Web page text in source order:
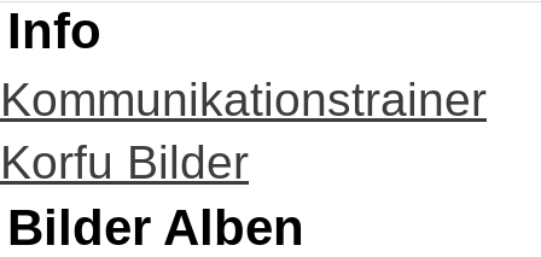
Info
Kommunikationstrainer
Korfu Bilder
Bilder Alben